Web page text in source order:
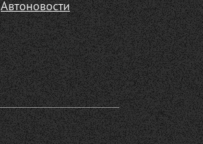
Автоновости